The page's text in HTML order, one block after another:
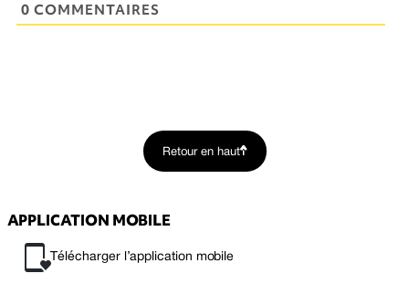
0 COMMENTAIRES
Retour en haut
APPLICATION MOBILE
Télécharger l’application mobile